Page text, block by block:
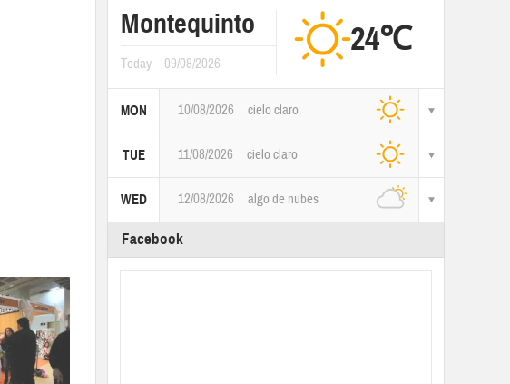
Montequinto
Today 09/08/2026
24℃
MON 10/08/2026 cielo claro
TUE 11/08/2026 cielo claro
WED 12/08/2026 algo de nubes
Facebook